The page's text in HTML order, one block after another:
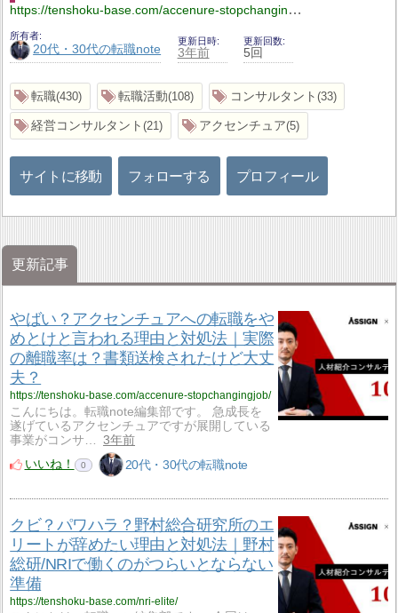
https://tenshoku-base.com/accenure-stopchangingjob/
所有者
20代・30代の転職note
更新日時
3年前
更新回数
5回
転職 430 転職活動 108 コンサルタント 33
経営コンサルタント 21 アクセンチュア 5
サイトに移動 フォローする プロフィール
更新記事
やばい？アクセンチュアへの転職をや
めとけと言われる理由と対処法｜実際
の離職率は？書類送検されたけど大丈
夫？
https://tenshoku-base.com/accenure-stopchangingjob/
こんにちは。転職note編集部です。 急成長を
遂げているアクセンチュアですが展開している
事業がコンサ…
3年前
いいね！
0 20代・30代の転職note
クビ？パワハラ？野村総合研究所のエ
リートが辞めたい理由と対処法｜野村
総研/NRIで働くのがつらいとならない
準備
https://tenshoku-base.com/nri-elite/